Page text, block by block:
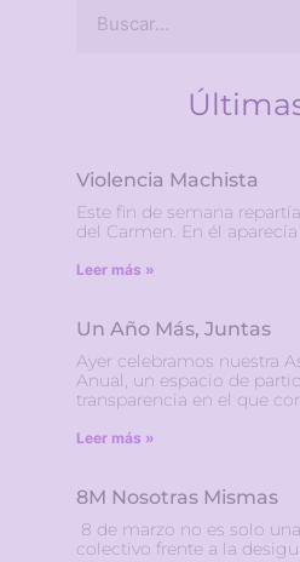
Violencia Machista
Este fin de semana
del Carmen. En él
Leer más »
Un Año Más, Juntas
Ayer celebramos nuestra
Anual, un espacio de
transparencia en el que
Leer más »
8M Nosotras Mismas
8 de marzo no es solo
colectivo frente a la